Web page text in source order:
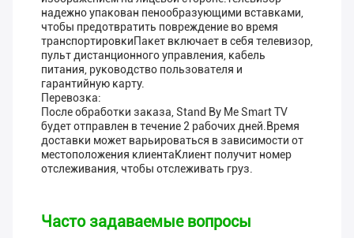
надежно упакован пенообразующими вставками,
чтобы предотвратить повреждение во время
транспортировкиПакет включает в себя телевизор,
пульт дистанционного управления, кабель
питания, руководство пользователя и
гарантийную карту.
Перевозка:
После обработки заказа, Stand By Me Smart TV
будет отправлен в течение 2 рабочих дней.Время
доставки может варьироваться в зависимости от
местоположения клиентаКлиент получит номер
отслеживания, чтобы отслеживать груз.
Часто задаваемые вопросы